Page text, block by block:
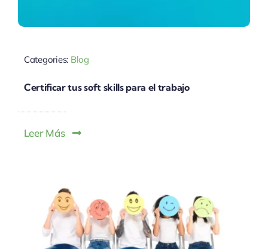
Categories: Blog
Certificar tus soft skills para el trabajo
Leer Más